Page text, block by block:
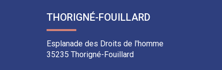
le
compte
la
chaîne
le
compte
THORIGNÉ-FOUILLARD
Esplanade des Droits de l'homme
35235 Thorigné-Fouillard